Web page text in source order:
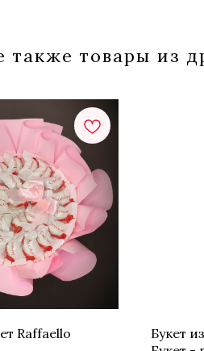
также товары из
Raffaello
Букет